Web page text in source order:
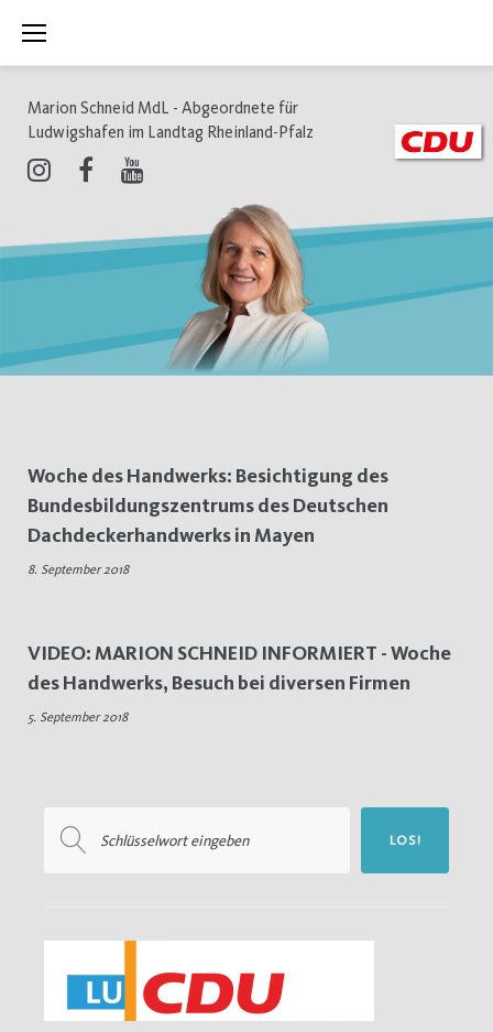
Inhalt
Marion Schneid MdL - Abgeordnete für
Ludwigshafen im Landtag Rheinland-Pfalz
Schlagwort:
Woche
des
Woche des Handwerks: Besichtigung des
Bundesbildungszentrums des Deutschen
Dachdeckerhandwerks in Mayen
8. September 2018
VIDEO: MARION SCHNEID INFORMIERT - Woche
des Handwerks, Besuch bei diversen Firmen
5. September 2018
nach:
LOS!